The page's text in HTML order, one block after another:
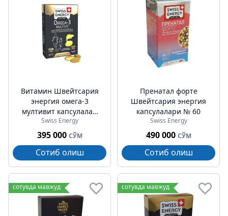
Витамин Швейтсария
энергия омега-3
мултивит капсулалар
№30
Swiss Energy
395 000 СЎМ
Сотиб олиш
Пренатал форте
Швейтсария энергия
капсулалари № 60
Swiss Energy
490 000 СЎМ
Сотиб олиш
сотувда мавжуд сотувда мавжуд